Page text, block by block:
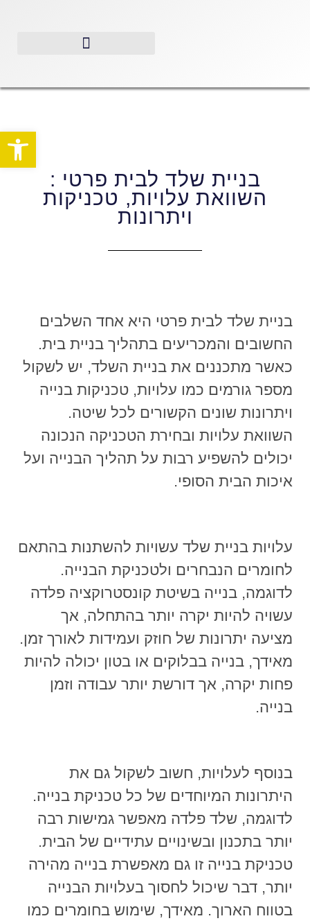
בניית שלד לבית פרטי :
השוואת עלויות, טכניקות
ויתרונות
בניית שלד לבית פרטי היא אחד השלבים
החשובים והמכריעים בתהליך בניית בית.
כאשר מתכננים את בניית השלד, יש לשקול
מספר גורמים כמו עלויות, טכניקות בנייה
ויתרונות שונים הקשורים לכל שיטה.
השוואת עלויות ובחירת הטכניקה הנכונה
יכולים להשפיע רבות על תהליך הבנייה ועל
איכות הבית הסופי.
עלויות בניית שלד עשויות להשתנות בהתאם
לחומרים הנבחרים ולטכניקת הבנייה.
לדוגמה, בנייה בשיטת קונסטרוקציה פלדה
עשויה להיות יקרה יותר בהתחלה, אך
מציעה יתרונות של חוזק ועמידות לאורך זמן.
מאידך, בנייה בבלוקים או בטון יכולה להיות
פחות יקרה, אך דורשת יותר עבודה וזמן
בנייה.
בנוסף לעלויות, חשוב לשקול גם את
היתרונות המיוחדים של כל טכניקת בנייה.
לדוגמה, שלד פלדה מאפשר גמישות רבה
יותר בתכנון ובשינויים עתידיים של הבית.
טכניקת בנייה זו גם מאפשרת בנייה מהירה
יותר, דבר שיכול לחסוך בעלויות הבנייה
בטווח הארוך. מאידך, שימוש בחומרים כמו
פתח